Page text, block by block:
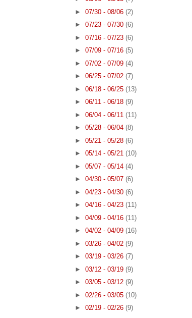
► 07/30 - 08/06 (2)
► 07/23 - 07/30 (6)
► 07/16 - 07/23 (6)
► 07/09 - 07/16 (5)
► 07/02 - 07/09 (4)
► 06/25 - 07/02 (7)
► 06/18 - 06/25 (13)
► 06/11 - 06/18 (9)
► 06/04 - 06/11 (11)
► 05/28 - 06/04 (8)
► 05/21 - 05/28 (6)
► 05/14 - 05/21 (10)
► 05/07 - 05/14 (4)
► 04/30 - 05/07 (6)
► 04/23 - 04/30 (6)
► 04/16 - 04/23 (11)
► 04/09 - 04/16 (11)
► 04/02 - 04/09 (16)
► 03/26 - 04/02 (9)
► 03/19 - 03/26 (7)
► 03/12 - 03/19 (9)
► 03/05 - 03/12 (9)
► 02/26 - 03/05 (10)
► 02/19 - 02/26 (9)